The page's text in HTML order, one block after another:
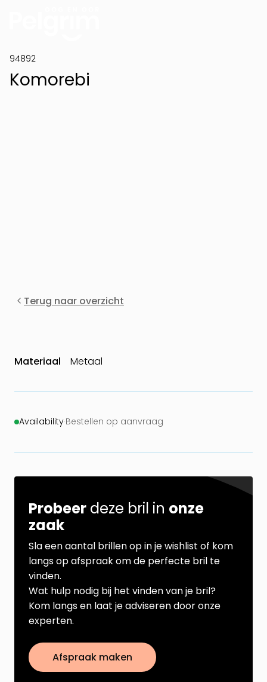
94892
Komorebi
Terug naar overzicht
Materiaal Metaal
Availability·Bestellen op aanvraag
Probeer deze bril in onze
zaak
Sla een aantal brillen op in je wishlist of kom
langs op afspraak om de perfecte bril te
vinden.
Wat hulp nodig bij het vinden van je bril?
Kom langs en laat je adviseren door onze
experten.
Afspraak maken